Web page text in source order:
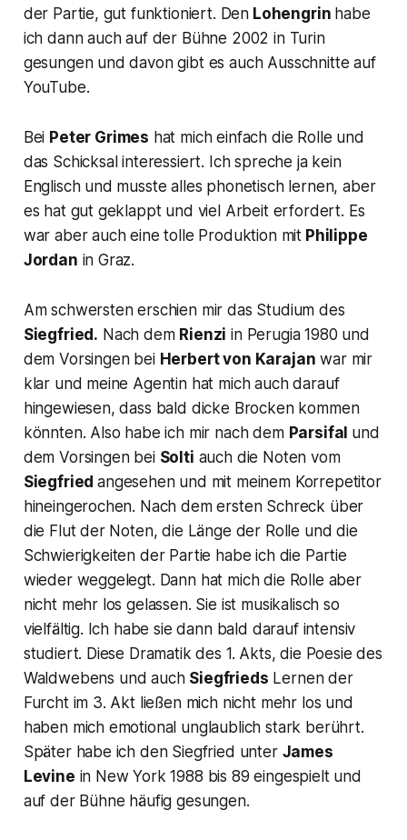
der Partie, gut funktioniert. Den Lohengrin habe
ich dann auch auf der Bühne 2002 in Turin
gesungen und davon gibt es auch Ausschnitte auf
YouTube.
Bei Peter Grimes hat mich einfach die Rolle und
das Schicksal interessiert. Ich spreche ja kein
Englisch und musste alles phonetisch lernen, aber
es hat gut geklappt und viel Arbeit erfordert. Es
war aber auch eine tolle Produktion mit Philippe
Jordan in Graz.
Am schwersten erschien mir das Studium des
Siegfried. Nach dem Rienzi in Perugia 1980 und
dem Vorsingen bei Herbert von Karajan war mir
klar und meine Agentin hat mich auch darauf
hingewiesen, dass bald dicke Brocken kommen
könnten. Also habe ich mir nach dem Parsifal und
dem Vorsingen bei Solti auch die Noten vom
Siegfried angesehen und mit meinem Korrepetitor
hineingerochen. Nach dem ersten Schreck über
die Flut der Noten, die Länge der Rolle und die
Schwierigkeiten der Partie habe ich die Partie
wieder weggelegt. Dann hat mich die Rolle aber
nicht mehr los gelassen. Sie ist musikalisch so
vielfältig. Ich habe sie dann bald darauf intensiv
studiert. Diese Dramatik des 1. Akts, die Poesie des
Waldwebens und auch Siegfrieds Lernen der
Furchtim 3. Akt ließen mich nicht mehr los und
haben mich emotional unglaublich stark berührt.
Später habe ich den Siegfried unter James
Levine in New York 1988 bis 89 eingespielt und
auf der Bühne häufig gesungen.